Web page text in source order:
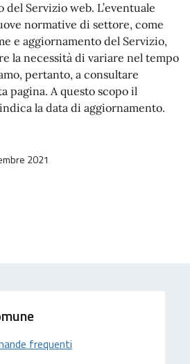
del Servizio web. L’eventuale
normative di settore, come
e aggiornamento del Servizio,
la necessità di variare nel tempo
pertanto, a consultare
pagina. A questo scopo il
la data di aggiornamento.
2021
frequenti